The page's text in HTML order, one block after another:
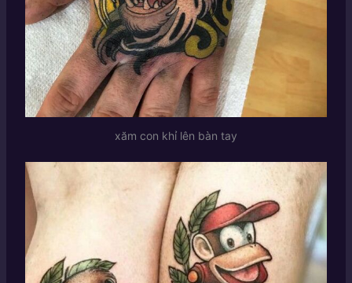
xăm con khỉ lên bàn tay